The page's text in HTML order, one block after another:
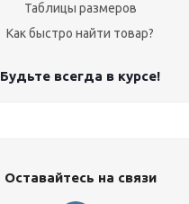
Таблицы размеров
Как быстро найти товар?
Будьте всегда в курсе!
Оставайтесь на связи